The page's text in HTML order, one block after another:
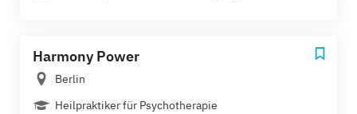
Harmony Power
Berlin
Heilpraktiker für Psychotherapie